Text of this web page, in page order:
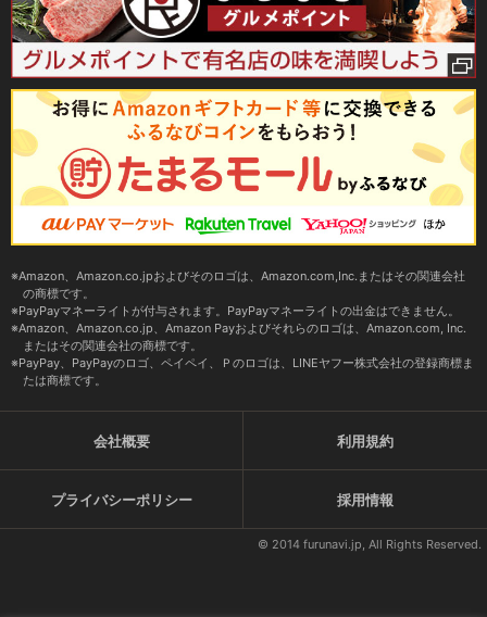
Amazon、Amazon.co.jpおよびそのロゴは、Amazon.com,Inc.またはその関連会社
の商標です。
PayPayマネーライトが付与されます。PayPayマネーライトの出金はできません。
Amazon、Amazon.co.jp、Amazon Payおよびそれらのロゴは、Amazon.com, Inc.
またはその関連会社の商標です。
PayPay、PayPayのロゴ、ペイペイ、Ｐのロゴは、LINEヤフー株式会社の登録商標ま
たは商標です。
会社概要 利用規約
プライバシーポリシー 採用情報
© 2014 furunavi.jp, All Rights Reserved.